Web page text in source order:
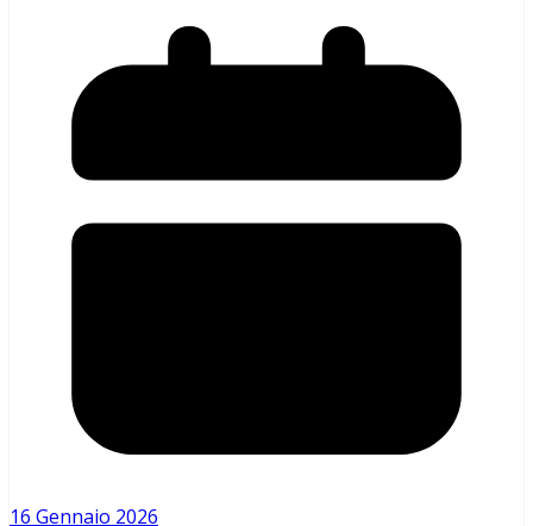
16 Gennaio 2026